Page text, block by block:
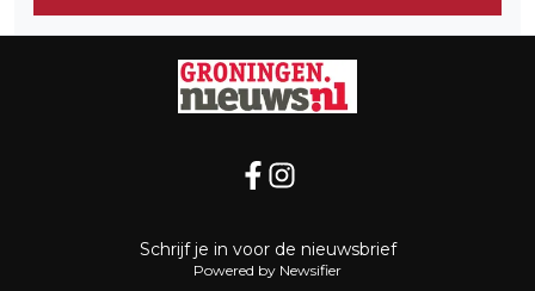
Schrijf je in voor de nieuwsbrief
Powered by Newsifier